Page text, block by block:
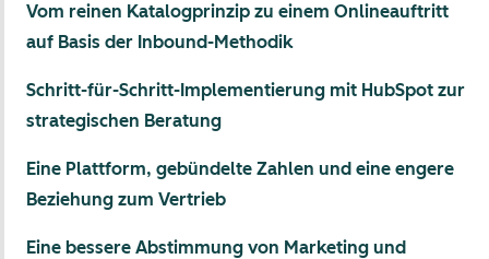
Vom reinen Katalogprinzip zu einem Onlineauftritt
auf Basis der Inbound-Methodik
Schritt-für-Schritt-Implementierung mit HubSpot zur
strategischen Beratung
Eine Plattform, gebündelte Zahlen und eine engere
Beziehung zum Vertrieb
Eine bessere Abstimmung von Marketing und